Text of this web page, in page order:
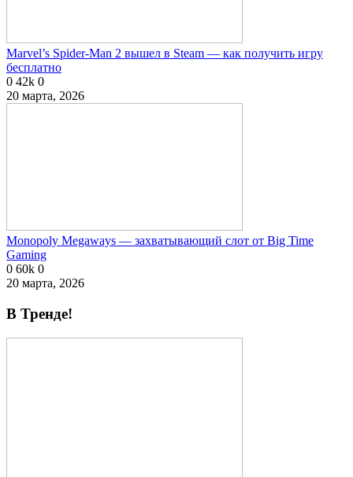
Marvel’s Spider-Man 2 вышел в Steam — как получить игру
бесплатно
0 42k 0
20 марта, 2026
Monopoly Megaways — захватывающий слот от Big Time
Gaming
0 60k 0
20 марта, 2026
В Тренде!